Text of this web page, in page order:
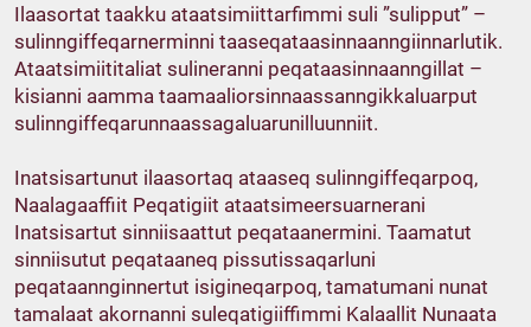
Ilaasortat taakku ataatsimiittarfimmi suli ”sulipput” –
sulinngiffeqarnerminni taaseqataasinnaanngiinnarlutik.
Ataatsimiititaliat sulineranni peqataasinnaanngillat –
kisianni aamma taamaaliorsinnaassanngikkaluarput
sulinngiffeqarunnaassagaluarunilluunniit.
Inatsisartunut ilaasortaq ataaseq sulinngiffeqarpoq,
Naalagaaffiit Peqatigiit ataatsimeersuarnerani
Inatsisartut sinniisaattut peqataanermini. Taamatut
sinniisutut peqataaneq pissutissaqarluni
peqataannginnertut isigineqarpoq, tamatumani nunat
tamalaat akornanni suleqatigiiffimmi Kalaallit Nunaata